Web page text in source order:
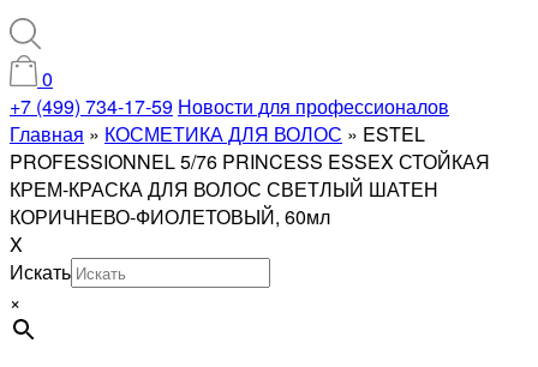
0
+7 (499) 734-17-59 Новости для профессионалов
Главная » КОСМЕТИКА ДЛЯ ВОЛОС » ESTEL
PROFESSIONNEL 5/76 PRINCESS ESSEX СТОЙКАЯ
КРЕМ-КРАСКА ДЛЯ ВОЛОС СВЕТЛЫЙ ШАТЕН
КОРИЧНЕВО-ФИОЛЕТОВЫЙ, 60мл
X
Искать
×